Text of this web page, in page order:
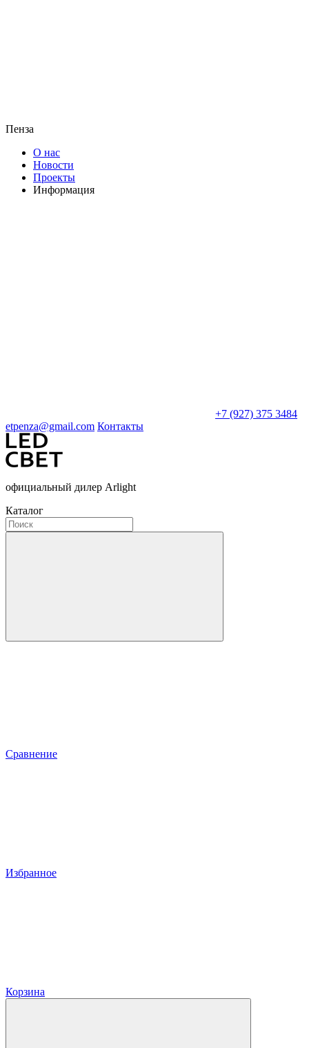
Пенза
О нас
Новости
Проекты
Информация
+7 (927) 375 3484
etpenza@gmail.com Контакты
официальный дилер Arlight
Каталог
Сравнение
Избранное
Корзина